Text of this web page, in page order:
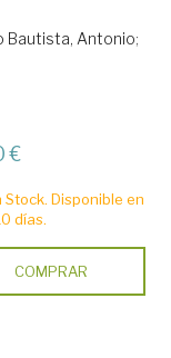
Bautista, Antonio;
€
Stock. Disponible en
días.
COMPRAR